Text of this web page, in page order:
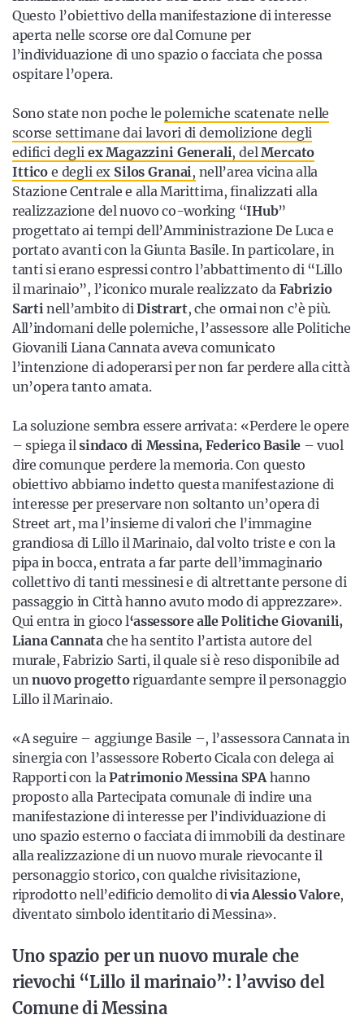
Questo l’obiettivo della manifestazione di interesse
aperta nelle scorse ore dal Comune per
l’individuazione di uno spazio o facciata che possa
ospitare l’opera.
Sono state non poche lepolemiche scatenate nelle
scorse settimane dai lavori di demolizione degli
edifici degli ex Magazzini Generali, delMercato
Ittico e degli ex Silos Granai, nell’area vicina alla
Stazione Centrale e alla Marittima, finalizzati alla
realizzazione del nuovo co-working “IHub”
progettato ai tempi dell’Amministrazione De Luca e
portato avanti con la Giunta Basile. In particolare, in
tanti si erano espressi contro l’abbattimento di “Lillo
il marinaio”, l’iconico murale realizzato da Fabrizio
Sartinell’ambito diDistrart, che ormai non c’è più.
All’indomani delle polemiche, l’assessore alle Politiche
Giovanili Liana Cannata aveva comunicato
l’intenzione di adoperarsi per non far perdere alla città
un’opera tanto amata.
La soluzione sembra essere arrivata: «Perdere le opere
– spiega ilsindaco di Messina, Federico Basile– vuol
dire comunque perdere la memoria. Con questo
obiettivo abbiamo indetto questa manifestazione di
interesse per preservare non soltanto un’opera di
Street art, ma l’insieme di valori che l’immagine
grandiosa di Lillo il Marinaio, dal volto triste e con la
pipa in bocca, entrata a far parte dell’immaginario
collettivo di tanti messinesi e di altrettante persone di
passaggio in Città hanno avuto modo di apprezzare».
Qui entra in gioco l‘assessore alle Politiche Giovanili,
Liana Cannatache hasentito l’artista autore del
murale, Fabrizio Sarti, il quale si è reso disponibile ad
unnuovo progettoriguardante sempre il personaggio
Lillo il Marinaio.
«A seguire – aggiunge Basile –, l’assessora Cannata in
sinergia con l’assessore Roberto Cicala con delega ai
Rapporti con laPatrimonio Messina SPAhanno
proposto alla Partecipata comunale di indire una
manifestazione di interesse per l’individuazione di
uno spazio esterno o facciata di immobili da destinare
alla realizzazione di un nuovo murale rievocante il
personaggio storico, con qualche rivisitazione,
riprodotto nell’edificio demolito divia Alessio Valore,
diventato simbolo identitario di Messina».
Uno spazio per un nuovo murale che
rievochi “Lillo il marinaio”: l’avviso del
Comune di Messina